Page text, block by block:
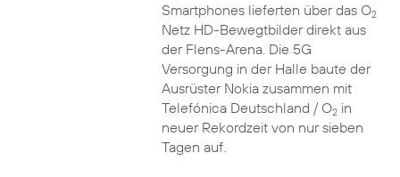
Smartphones lieferten über das O2
Netz HD-Bewegtbilder direkt aus
der Flens-Arena. Die 5G
Versorgung in der Halle baute der
Ausrüster Nokia zusammen mit
Telefónica Deutschland / O2in
neuer Rekordzeit von nur sieben
Tagen auf.